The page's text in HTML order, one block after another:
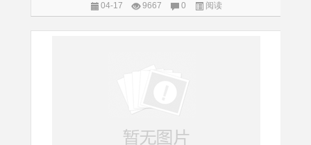
04-17 9667 0 阅读